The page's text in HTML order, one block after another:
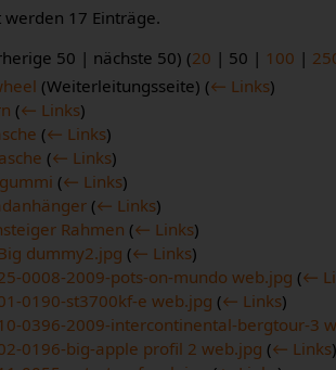
werden 17 Einträge.
50 | nächste 50) (20 | 50 | 100 |
(Weiterleitungsseite) (← Links)
(← Links)
(← Links)
(← Links)
(← Links)
(← Links)
Rahmen (← Links)
dummy2.jpg (← Links)
0008-2009-pots-on-mundo web.jpg (←
0190-st3700kf-e web.jpg (← Links)
0396-2009-intercontinental-bergtour-3
0196-big-apple profil 2 web.jpg (← Links)